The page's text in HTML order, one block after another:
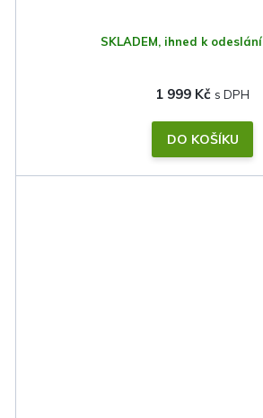
SKLADEM, ihned k odeslání
1 999 Kč
DO KOŠÍKU